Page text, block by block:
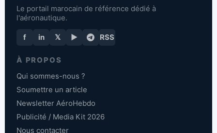
Le portail marocain de référence dédié à
l'aéronautique.
f in 𝕏 ▶ RSS
À PROPOS
Qui sommes-nous ?
Soumettre un article
Newsletter AéroHebdo
Publicité / Media Kit 2026
Nous contacter